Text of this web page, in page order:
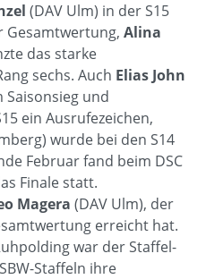
(DAV Ulm) in der S15
Gesamtwertung, Alina
das starke
sechs. Auch Elias John
Saisonsieg und
ein Ausrufezeichen,
wurde bei den S14
Februar fand beim DSC
Finale statt.
Magera (DAV Ulm), der
erreicht hat.
war der Staffel-
Staffeln ihre